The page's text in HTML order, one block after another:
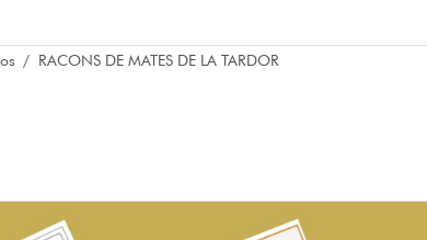
RACONS DE MATES DE LA TARDOR